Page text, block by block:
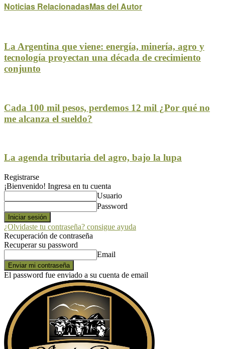
Noticias RelacionadasMas del Autor
La Argentina que viene: energía, minería, agro y
tecnología proyectan una década de crecimiento
conjunto
Cada 100 mil pesos, perdemos 12 mil ¿Por qué no
me alcanza el sueldo?
La agenda tributaria del agro, bajo la lupa
Registrarse
¡Bienvenido! Ingresa en tu cuenta
Usuario
Password
¿Olvidaste tu contraseña? consigue ayuda
Recuperación de contraseña
Recuperar su password
Email
El password fue enviado a su cuenta de email